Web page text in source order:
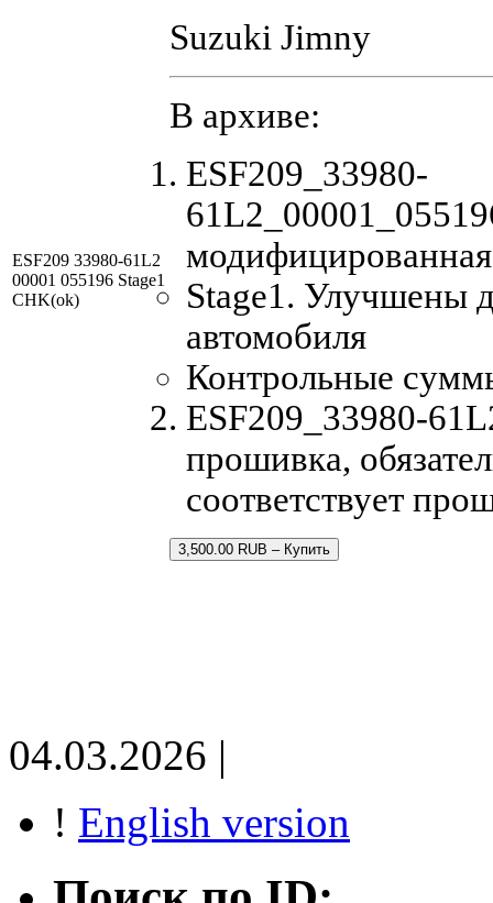
ESF209 33980-61L2
00001 055196 Stage1
CHK(ok)
Suzuki Jimny
В архиве:
ESF209_33980-
Stage1. Улучшены
автомобиля
Контрольные
ESF209_33980-
прошивка,
соответствует
3,500.00 RUB – Купить
04.03.2026 |
! English version